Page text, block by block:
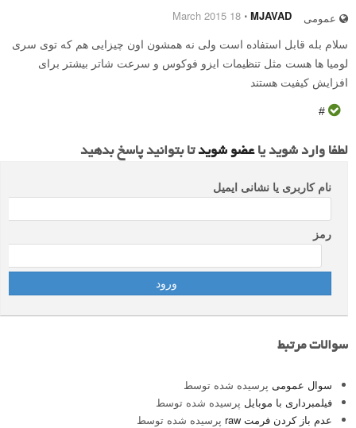
عمومی MJAVAD
⋅
18 March 2015
سلام بله قابل استفاده است ولی نه همشون اون چیزایی هم که توی سری
لومیا ها هست مثل تنظیمات ایزو فوکوس و سرعت شاتر بیشتر برای
افزایش کیفیت هستند
#
لطفا وارد شوید یاعضو شویدتا بتوانید پاسخ بدهید
نام کاربری یا نشانی ایمیل
رمز
سوالات مرتبط
سوال عمومی پرسیده شده توسط
فیلمبرداری با موبایل پرسیده شده توسط
عدم باز کردن فرمت raw
پرسیده شده توسط